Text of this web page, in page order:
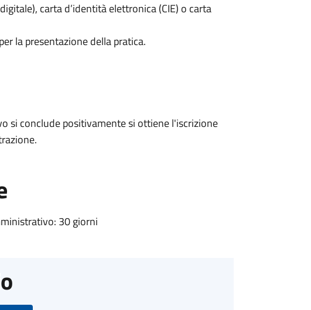
carta d’identità elettronica (CIE) o carta
la presentazione della pratica.
si conclude positivamente si ottiene l'iscrizione
30 giorni